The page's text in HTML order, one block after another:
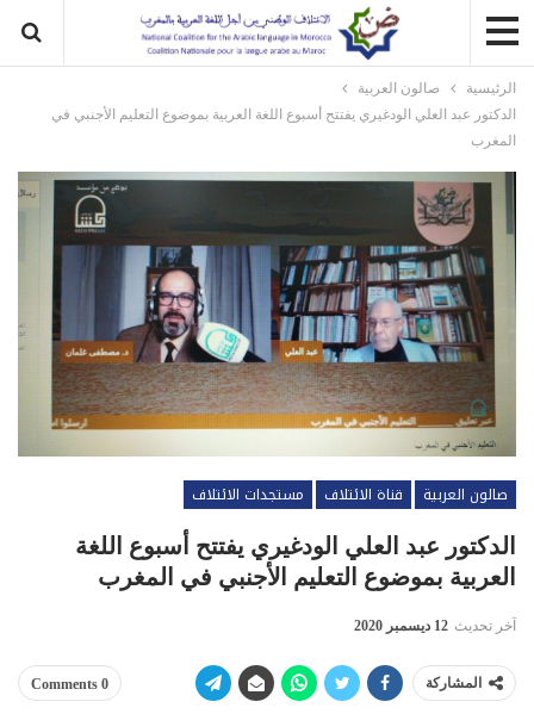
الرئيسية
صالون العربية
الدكتور عبد العلي الودغيري يفتتح أسبوع اللغة العربية بموضوع التعليم الأجنبي في
المغرب
صالون العربية قناة الائتلاف
مستجدات الائتلاف
الدكتور عبد العلي الودغيري يفتتح أسبوع اللغة
العربية بموضوع التعليم الأجنبي في المغرب
آخر تحديث 12 ديسمبر 2020
المشاركة 0 Comments